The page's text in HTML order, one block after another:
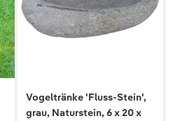
Vogeltränke 'Fluss-Stein',
grau, Naturstein, 6 x 20 x